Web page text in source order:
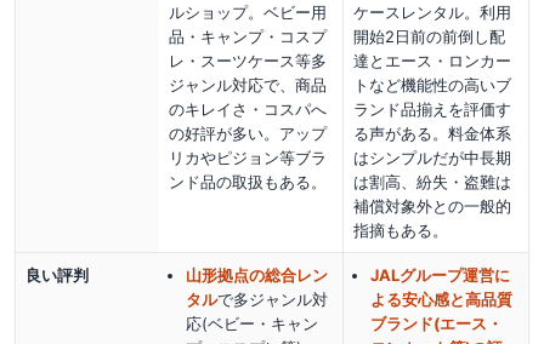
ルショップ。ベビー用
品・キャンプ・コスプ
レ・スーツケース等多
ジャンル対応で、商品
のキレイさ・コスパへ
の好評が多い。アップ
リカやピジョン等ブラ
ンド品の取扱もある。
ケースレンタル。利用
開始2日前の前倒し配
達とエース・ロンカー
トなど機能性の高いブ
ランド品揃えを評価す
る声がある。料金体系
はシンプルだが中長期
は割高、紛失・盗難は
補償対象外との一般的
指摘もある。
良い評判
山形拠点の総合レン
タルで多ジャンル対
応(ベビー・キャン
JALグループ運営に
よる安心感と高品質
ブランド(エース・